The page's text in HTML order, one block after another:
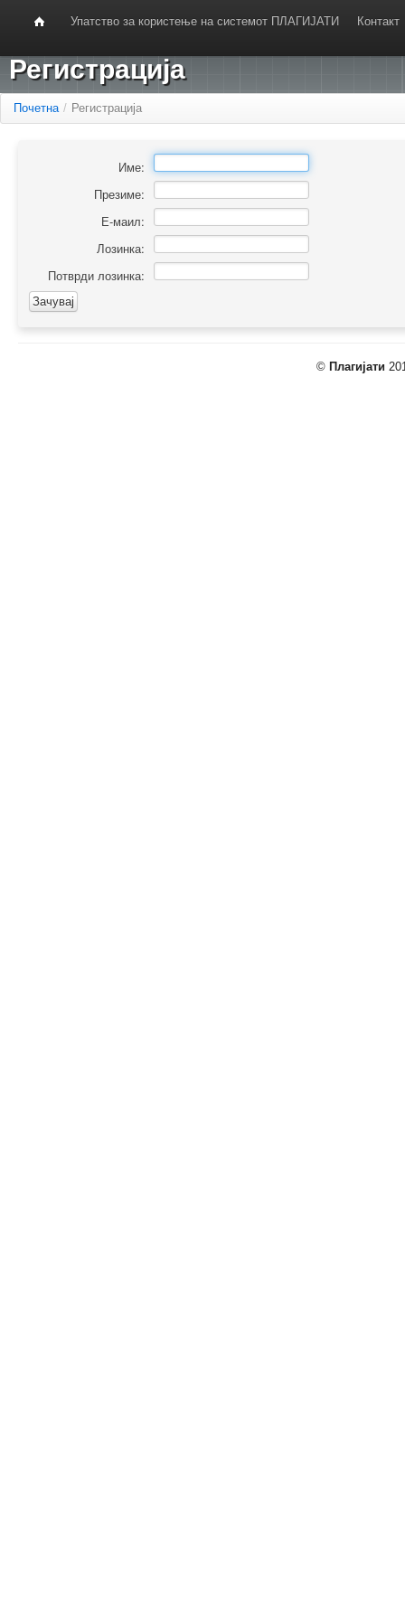
Упатство за користење на системот ПЛАГИЈАТИ Контакт
Регистрација
Почетна / Регистрација
Име:
Презиме:
Е-маил:
Лозинка:
Потврди лозинка:
© Плагијати